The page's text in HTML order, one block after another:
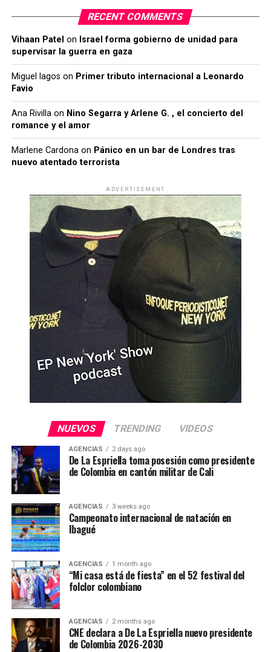
RECENT COMMENTS
Vihaan Patel on Israel forma gobierno de unidad para
supervisar la guerra en gaza
Miguel lagos on Primer tributo internacional a Leonardo
Favio
Ana Rivillaon Nino Segarra y Arlene G. , el concierto del
romance y el amor
Marlene Cardonaon Pánico en un bar de Londres tras
nuevo atentado terrorista
ADVERTISEMENT
NUEVOS TRENDING VIDEOS
AGENCIAS 2 days ago
De La Espriella toma posesión como presidente
de Colombia en cantón militar de Cali
AGENCIAS 3 weeks ago
Campeonato internacional de natación en
Ibagué
AGENCIAS 1 month ago
“Mi casa está de fiesta” en el 52 festival del
folclor colombiano
AGENCIAS 2 months ago
CNE declara a De La Espriella nuevo presidente
de Colombia 2026-2030